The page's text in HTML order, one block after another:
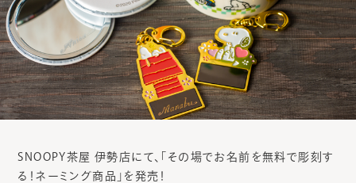
SNOOPY茶屋 伊勢店にて、「その場でお名前を無料で彫刻す
る！ネーミング商品」を発売！